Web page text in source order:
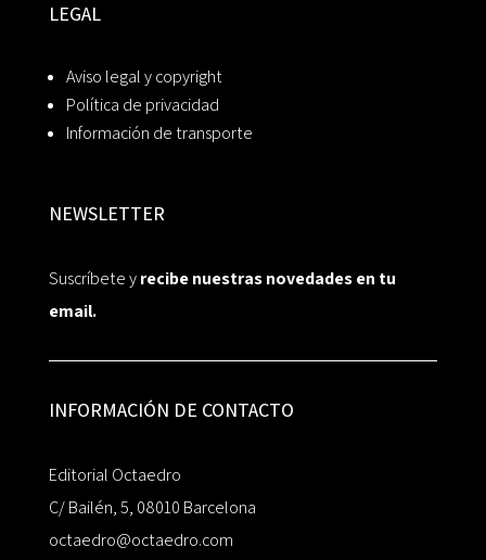
LEGAL
Aviso legal y copyright
Política de privacidad
Información de transporte
NEWSLETTER
Suscríbete yrecibe nuestras novedades en tu
email.
INFORMACIÓN DE CONTACTO
Editorial Octaedro
C/ Bailén, 5, 08010 Barcelona
octaedro@octaedro.com